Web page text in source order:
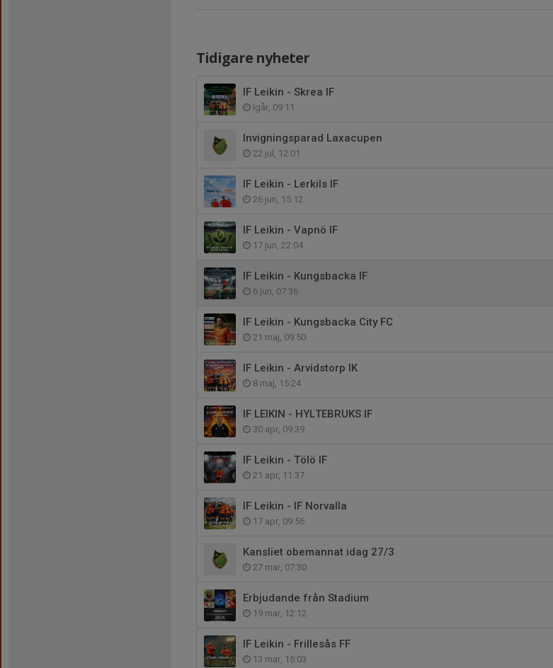
Tidigare nyheter
IF Leikin - Skrea IF
Igår, 09:11
Invigningsparad Laxacupen
22 jul, 12:01
IF Leikin - Lerkils IF
26 jun, 15:12
IF Leikin - Vapnö IF
17 jun, 22:04
IF Leikin - Kungsbacka IF
6 jun, 07:36
IF Leikin - Kungsbacka City FC
21 maj, 09:50
IF Leikin - Arvidstorp IK
8 maj, 15:24
IF LEIKIN - HYLTEBRUKS IF
30 apr, 09:39
IF Leikin - Tölö IF
21 apr, 11:37
IF Leikin - IF Norvalla
17 apr, 09:56
Kansliet obemannat idag 27/3
27 mar, 07:30
Erbjudande från Stadium
19 mar, 12:12
IF Leikin - Frillesås FF
13 mar, 15:03